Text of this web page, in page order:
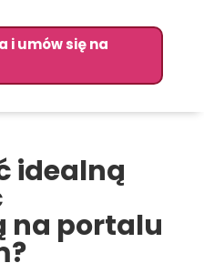
i umów się na
idealną
na portalu